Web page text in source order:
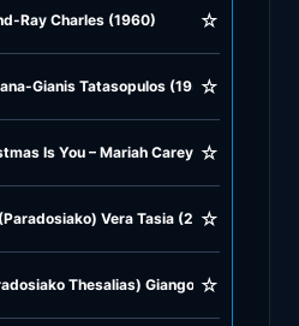
Ray Charles (1960) ☆
Gianis Tatasopulos (1953)
☆
Is You – Mariah Carey (1994)
☆
Vera Tasia (2002)
☆
Thesalias) Giangos☆
Polka